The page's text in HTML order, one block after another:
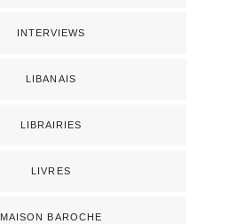
INTERVIEWS
LIBANAIS
LIBRAIRIES
LIVRES
MAISON BAROCHE